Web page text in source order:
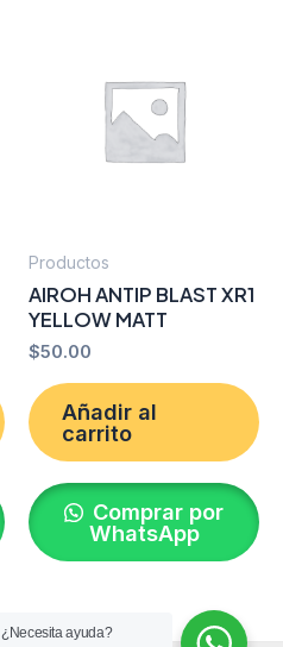
Productos
AIROH ANTIP BLAST XR1
YELLOW MATT
$50.00
Añadir al
carrito
Comprar por
WhatsApp
¿Necesita ayuda?